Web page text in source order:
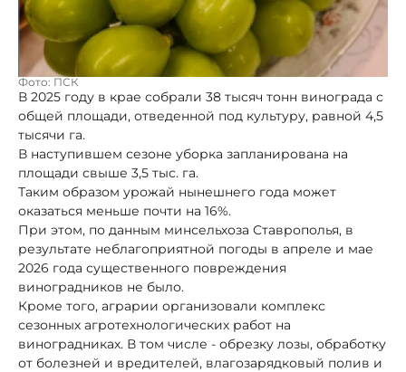
Фото: ПСК
В 2025 году в крае собрали 38 тысяч тонн винограда с
общей площади, отведенной под культуру, равной 4,5
тысячи га.
В наступившем сезоне уборка запланирована на
площади свыше 3,5 тыс. га.
Таким образом урожай нынешнего года может
оказаться меньше почти на 16%.
При этом, по данным минсельхоза Ставрополья, в
результате неблагоприятной погоды в апреле и мае
2026 года существенного повреждения
виноградников не было.
Кроме того, аграрии организовали комплекс
сезонных агротехнологических работ на
виноградниках. В том числе - обрезку лозы, обработку
от болезней и вредителей, влагозарядковый полив и